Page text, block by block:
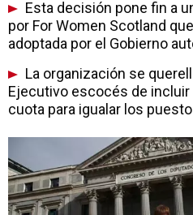
Esta decisión pone fin a
por For Women Scotland
adoptada por el Gobierno
La organización se
Ejecutivo escocés de
cuota para igualar los